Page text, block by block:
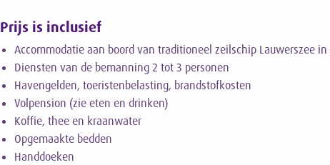
Prijs is inclusief
Accommodatie aan boord van traditioneel zeilschip Lauwerszee
Diensten van de bemanning 2 tot 3 personen
Havengelden, toeristenbelasting, brandstofkosten
Volpension (zie eten en drinken)
Koffie, thee en kraanwater
Opgemaakte bedden
Handdoeken